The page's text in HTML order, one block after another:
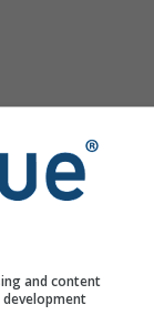
and content
development